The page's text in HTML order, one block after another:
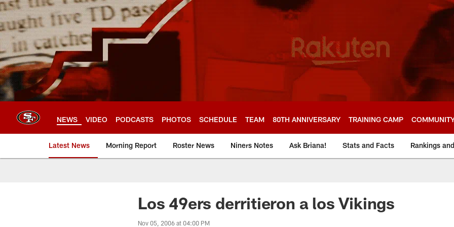
Skip
to
main
content
NEWS VIDEO PODCASTS PHOTOS SCHEDULE TEAM 80TH ANNIVERSARY TRAINING CAMP
Latest News Morning Report Roster News Niners Notes Ask Briana! Stats and Facts Rankings
Los 49ers derritieron a los Vikings
Nov 05, 2006 at 04:00 PM